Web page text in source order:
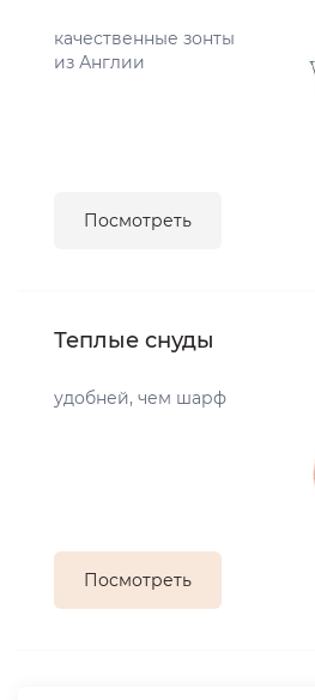
качественные зонты
из Англии
Посмотреть
Теплые снуды
удобней, чем шарф
Посмотреть